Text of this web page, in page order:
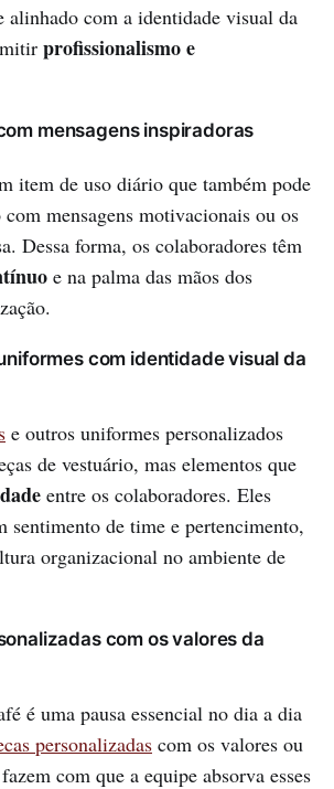
alinhado com a identidade visual da
profissionalismo e
mensagens inspiradoras
item de uso diário que também pode
com mensagens motivacionais ou os
Dessa forma, os colaboradores têm
e na palma das mãos dos
com identidade visual da
e outros uniformes personalizados
de vestuário, mas elementos que
entre os colaboradores. Eles
sentimento de time e pertencimento,
organizacional no ambiente de
com os valores da
é uma pausa essencial no dia a dia
personalizadas com os valores ou
com que a equipe absorva esses